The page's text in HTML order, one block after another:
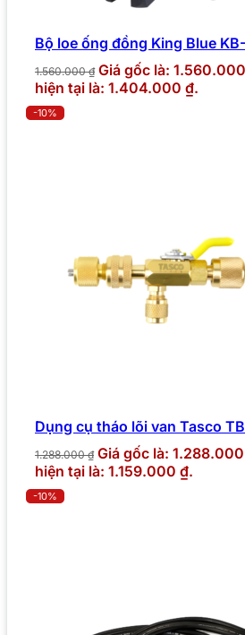
Bộ loe ống đồng King Blue
1.560.000₫ Giá gốc là:
hiện tại là: 1.404.000 ₫.
-10%
Dụng cụ tháo lõi van Tasco
1.288.000₫ Giá gốc là:
hiện tại là: 1.159.000 ₫.
-10%